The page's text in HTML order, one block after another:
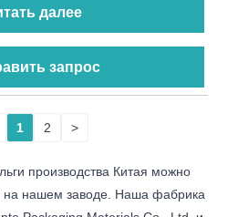
далее
запрос
1 2 >
производства Китая можно
на нашем заводе. Наша фабрика